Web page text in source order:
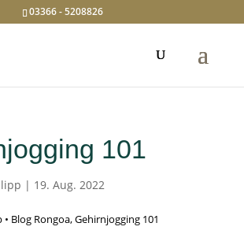
03366 - 5208826
101
| 19. Aug. 2022